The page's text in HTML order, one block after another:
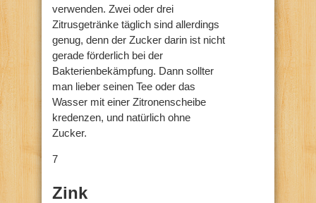
verwenden. Zwei oder drei
Zitrusgetränke täglich sind allerdings
genug, denn der Zucker darin ist nicht
gerade förderlich bei der
Bakterienbekämpfung. Dann sollter
man lieber seinen Tee oder das
Wasser mit einer Zitronenscheibe
kredenzen, und natürlich ohne
Zucker.
7
Zink